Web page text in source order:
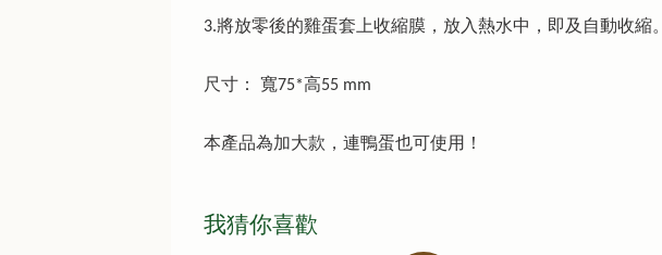
3.將放零後的雞蛋套上收縮膜，放入熱水中，即及自動收縮。
尺寸： 寬75*高55 mm
本產品為加大款，連鴨蛋也可使用！
我猜你喜歡